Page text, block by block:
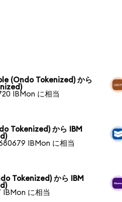
(Ondo Tokenized) から
IBMon に相当
Tokenized) から IBM
IBMon に相当
Tokenized) から IBM
IBMon に相当